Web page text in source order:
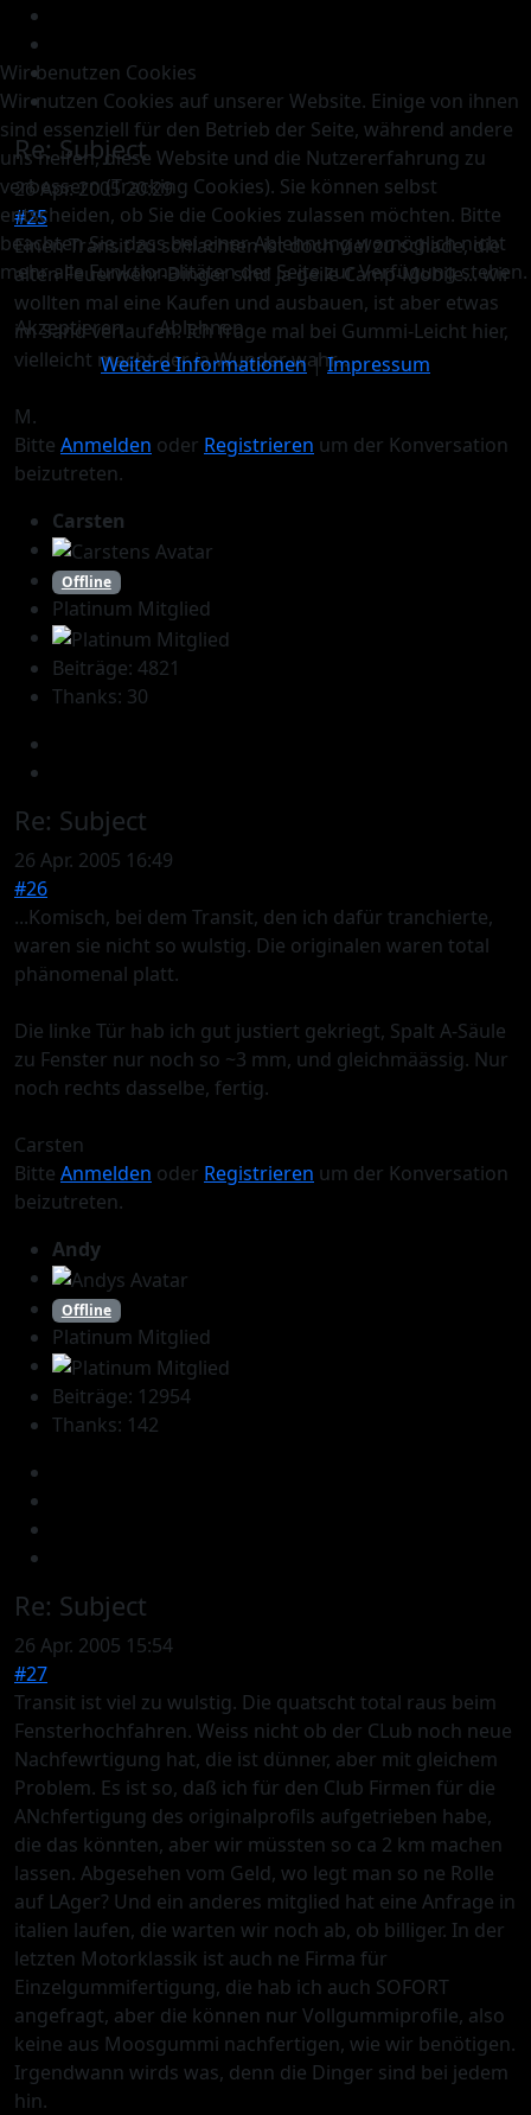
Re:Subject
26 Apr. 2005 20:29
#25
Einen Transit zu schlachten ist doch viel zu schade, die
alten Feuerwehr-Dinger sind ja geile Camp-Mobile... wir
wollten mal eine Kaufen und ausbauen, ist aber etwas
im Sand verlaufen. Ich frage mal bei Gummi-Leicht hier,
vielleicht macht der ja Wunder wahr...
M.
Bitte Anmelden oder Registrieren um der Konversation
beizutreten.
Carsten
Offline
Platinum Mitglied
Beiträge: 4821
Thanks: 30
Re: Subject
26 Apr. 2005 16:49
#26
...Komisch, bei dem Transit, den ich dafür tranchierte,
waren sie nicht so wulstig. Die originalen waren total
phänomenal platt.
Die linke Tür hab ich gut justiert gekriegt, Spalt A-Säule
zu Fenster nur noch so ~3 mm, und gleichmäässig. Nur
noch rechts dasselbe, fertig.
Carsten
Bitte Anmelden oder Registrieren um der Konversation
beizutreten.
Andy
Offline
Platinum Mitglied
Beiträge: 12954
Thanks: 142
Re: Subject
26 Apr. 2005 15:54
#27
Transit ist viel zu wulstig. Die quatscht total raus beim
Fensterhochfahren. Weiss nicht ob der CLub noch neue
Nachfewrtigung hat, die ist dünner, aber mit gleichem
Problem. Es ist so, daß ich für den Club Firmen für die
ANchfertigung des originalprofils aufgetrieben habe,
die das könnten, aber wir müssten so ca 2 km machen
lassen. Abgesehen vom Geld, wo legt man so ne Rolle
auf LAger? Und ein anderes mitglied hat eine Anfrage in
italien laufen, die warten wir noch ab, ob billiger. In der
letzten Motorklassik ist auch ne Firma für
Einzelgummifertigung, die hab ich auch SOFORT
angefragt, aber die können nur Vollgummiprofile, also
keine aus Moosgummi nachfertigen, wie wir benötigen.
Irgendwann wirds was, denn die Dinger sind bei jedem
hin.
Wir benutzen Cookies
Wir nutzen Cookies auf unserer Website. Einige von ihnen
sind essenziell für den Betrieb der Seite, während andere
uns helfen, diese Website und die Nutzererfahrung zu
verbessern (Tracking Cookies). Sie können selbst
entscheiden, ob Sie die Cookies zulassen möchten. Bitte
beachten Sie, dass bei einer Ablehnung womöglich nicht
mehr alle Funktionalitäten der Seite zur Verfügung stehen.
Akzeptieren
Ablehnen
Weitere Informationen|Impressum